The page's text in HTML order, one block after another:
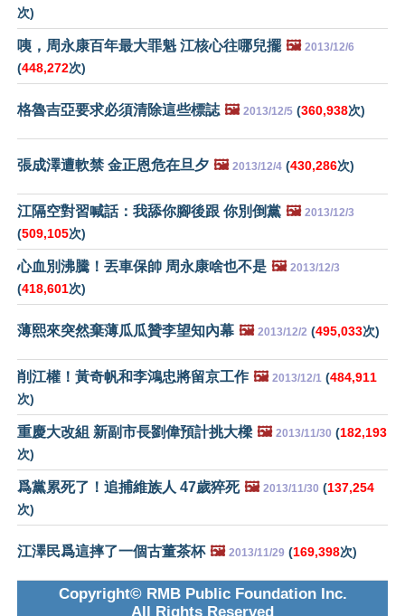
次)
咦，周永康百年最大罪魁 江核心往哪兒擺 🖼️ 2013/12/6
(448,272次)
格魯吉亞要求必須清除這些標誌 🖼️ 2013/12/5 (360,938次)
張成澤遭軟禁 金正恩危在旦夕 🖼️ 2013/12/4 (430,286次)
江隔空對習喊話：我舔你腳後跟 你別倒黨 🖼️ 2013/12/3
(509,105次)
心血別沸騰！丟車保帥 周永康啥也不是 🖼️ 2013/12/3
(418,601次)
薄熙來突然棄薄瓜瓜贊李望知內幕 🖼️ 2013/12/2 (495,033次)
削江權！黃奇帆和李鴻忠將留京工作 🖼️ 2013/12/1 (484,911
次)
重慶大改組 新副市長劉偉預計挑大樑 🖼️ 2013/11/30 (182,193
次)
爲黨累死了！追捕維族人 47歲猝死 🖼️ 2013/11/30 (137,254
次)
江澤民爲這摔了一個古董茶杯 🖼️ 2013/11/29 (169,398次)
Copyright© RMB Public Foundation Inc.
All Rights Reserved